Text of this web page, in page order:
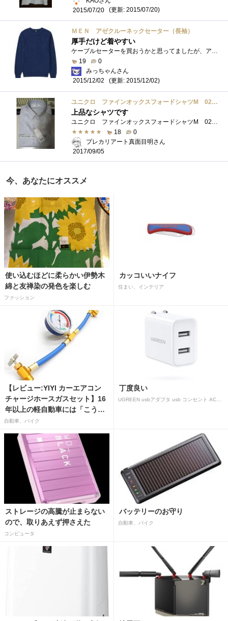
2015/07/20
(更新: 2015/07/20)
ＭＥＮ アゼクルーネックセーター（長袖）
厚手だけど着やすい
ケーブルセーターを買おうかと思ってましたが、アゼクルーネックセーターの方にしちゃいました。ユニクロにしては、少し厚手のタイプですね�...
19
0
みっちゃんさん
2015/12/02
(更新: 2015/12/02)
ユニクロ ファインオックスフォードシャツM 02Light Gray
上品なシャツです
ユニクロ ファインオックスフォードシャツM 02Light Grayオフィスカジュアルな職場に移動しまして、仕方なくスーツから明るい色のシャツとス�...
18
0
プレカリアート真面目明さん
2017/09/05
今、あなたにオススメ
使い込むほどに柔らかい伊勢木
綿と友禅染の発色を楽しむ
ファッション
カッコいいナイフ
住まい、インテリア
【レビュー:YIYI カーエアコン
チャージホースガスセット】16
年以上の軽自動車には「こうか
はばつぐんだ」が…
自動車、バイク
丁度良い
UGREEN usbアダプタ usb コンセント AC式充電器 3.1A PSE認証済み 折りたたみ式プラグ 2ポート
ストレージの高騰が止まらない
ので、取りあえず押さえた
コンピュータ
バッテリーのお守り
自動車、バイク